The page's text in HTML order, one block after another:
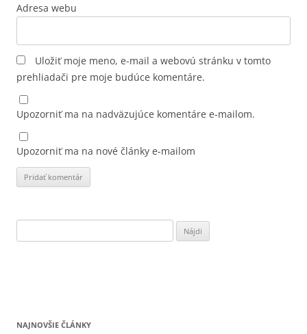
Adresa webu
Uložiť moje meno, e-mail a webovú stránku v tomto
prehliadači pre moje budúce komentáre.
Upozorniť ma na nadväzujúce komentáre e-mailom.
Upozorniť ma na nové články e-mailom
NAJNOVŠIE ČLÁNKY